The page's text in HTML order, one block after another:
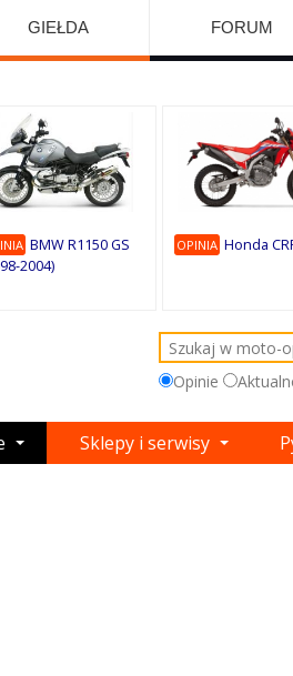
GIEŁDA FORUM
BMW R1150 GS
2004)
OPINIA Honda
Opinie
Sklepy i serwisy